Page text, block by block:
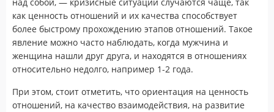
как ценность отношений и их качества способствует
более быстрому прохождению этапов отношений. Такое
явление можно часто наблюдать, когда мужчина и
женщина нашли друг друга, и находятся в отношениях
относительно недолго, например 1-2 года.
При этом, стоит отметить, что ориентация на ценность
отношений, на качество взаимодействия, на развитие